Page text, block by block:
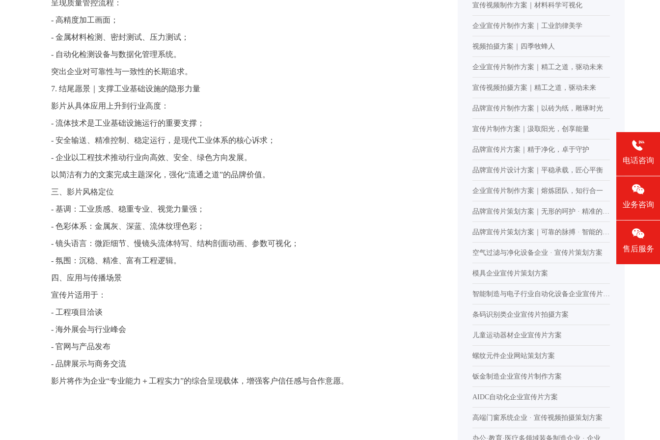
呈现质量管控流程：
- 高精度加工画面；
- 金属材料检测、密封测试、压力测试；
- 自动化检测设备与数据化管理系统。
突出企业对可靠性与一致性的长期追求。
7. 结尾愿景｜支撑工业基础设施的隐形力量
影片从具体应用上升到行业高度：
- 流体技术是工业基础设施运行的重要支撑；
- 安全输送、精准控制、稳定运行，是现代工业体系的核心诉求；
- 企业以工程技术推动行业向高效、安全、绿色方向发展。
以简洁有力的文案完成主题深化，强化“流通之道”的品牌价值。
三、影片风格定位
- 基调：工业质感、稳重专业、视觉力量强；
- 色彩体系：金属灰、深蓝、流体纹理色彩；
- 镜头语言：微距细节、慢镜头流体特写、结构剖面动画、参数可视化；
- 氛围：沉稳、精准、富有工程逻辑。
四、应用与传播场景
宣传片适用于：
- 工程项目洽谈
- 海外展会与行业峰会
- 官网与产品发布
- 品牌展示与商务交流
影片将作为企业“专业能力＋工程实力”的综合呈现载体，增强客户信任感与合作意愿。
宣传视频制作方案｜材料科学可视化
企业宣传片制作方案｜工业韵律美学
视频拍摄方案｜四季牧蜂人
企业宣传片制作方案｜精工之道，驱动未来
宣传视频拍摄方案｜精工之道，驱动未来
品牌宣传片制作方案｜以砖为纸，雕琢时光
宣传片制作方案｜汲取阳光，创享能量
品牌宣传片方案｜精于净化，卓于守护
品牌宣传片设计方案｜平稳承载，匠心平衡
企业宣传片制作方案｜熔炼团队，知行合一
品牌宣传片策划方案｜无形的呵护 · 精准的掌
控
品牌宣传片策划方案｜可靠的脉搏 · 智能的引
擎
空气过滤与净化设备企业 · 宣传片策划方案
模具企业宣传片策划方案
智能制造与电子行业自动化设备企业宣传片制
作
条码识别类企业宣传片拍摄方案
儿童运动器材企业宣传片方案
螺纹元件企业网站策划方案
钣金制造企业宣传片制作方案
AIDC自动化企业宣传片方案
高端门窗系统企业 · 宣传视频拍摄策划方案
办公·教育·医疗多领域装备制造企业 · 企业宣
电话咨询
业务咨询
售后服务